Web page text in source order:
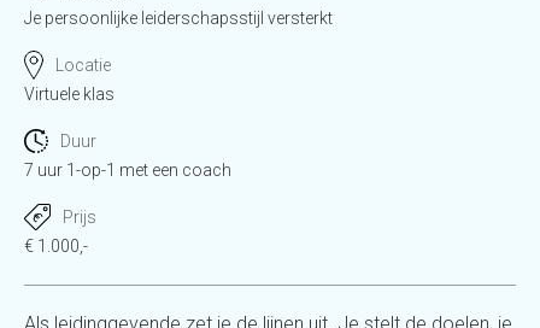
Je persoonlijke leiderschapsstijl versterkt
Locatie
Virtuele klas
Duur
7 uur 1-op-1 met een coach
Prijs
€ 1.000,-